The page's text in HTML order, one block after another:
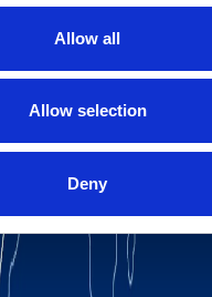
Allow all
Allow selection
Deny